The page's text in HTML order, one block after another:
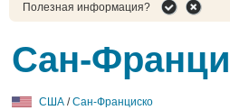
Полезная информация?
Сан-
США /Сан-Франциско